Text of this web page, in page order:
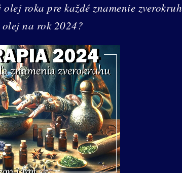
roka pre každé znamenie
na rok 2024?